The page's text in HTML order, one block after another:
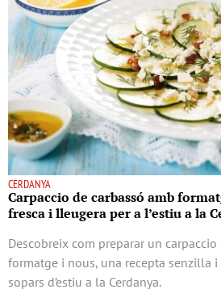
CERDANYA
Carpaccio de carbassó amb
fresca i lleugera per a l’estiu a la
Descobreix com preparar un
formatge i nous, una recepta senzilla i
sopars d’estiu a la Cerdanya.